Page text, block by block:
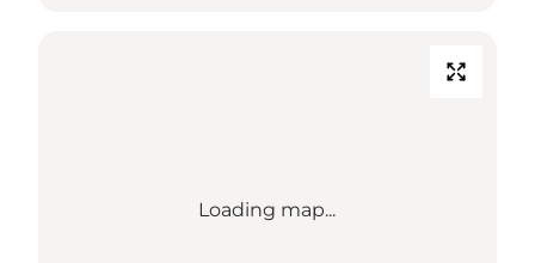
Loading map...